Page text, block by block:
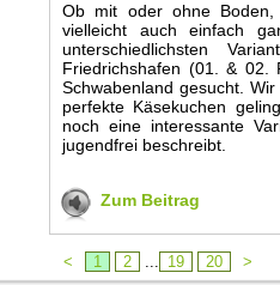
Ob mit oder ohne
vielleicht auch einfach
unterschiedlichsten
Friedrichshafen (01. & 02.
Schwabenland gesucht.
perfekte Käsekuchen
noch eine interessante
jugendfrei beschreibt.
Zum Beitrag
< 1 2 ... 19 20 >